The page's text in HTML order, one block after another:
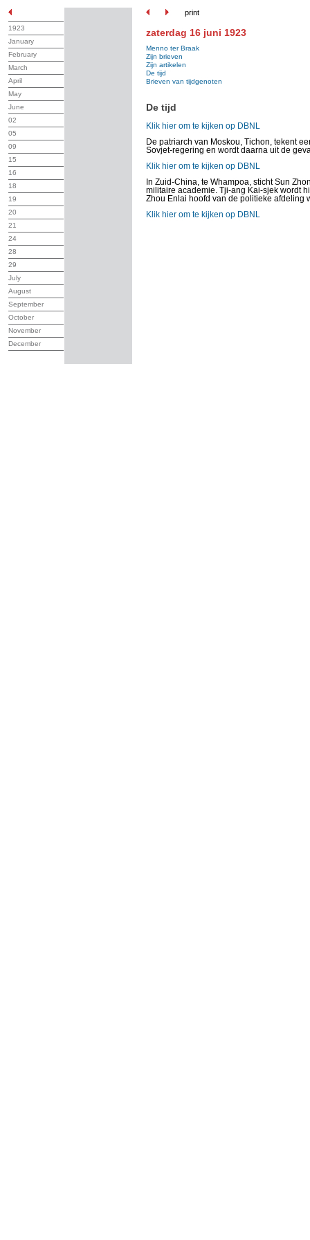
print
1923
January
February
March
April
May
June
02
05
09
15
16
18
19
20
21
24
28
29
July
August
September
October
November
December
zaterdag 16 juni 1923
Menno ter Braak
Zijn brieven
Zijn artikelen
De tijd
Brieven van tijdgenoten
De tijd
Klik hier om te kijken op DBNL
De patriarch van Moskou, Tichon, tekent
Sovjet-regering en wordt daarna uit de
Klik hier om te kijken op DBNL
In Zuid-China, te Whampoa, sticht Sun
militaire academie. Tji-ang Kai-sjek wordt
Zhou Enlai hoofd van de politieke afdeling
Klik hier om te kijken op DBNL